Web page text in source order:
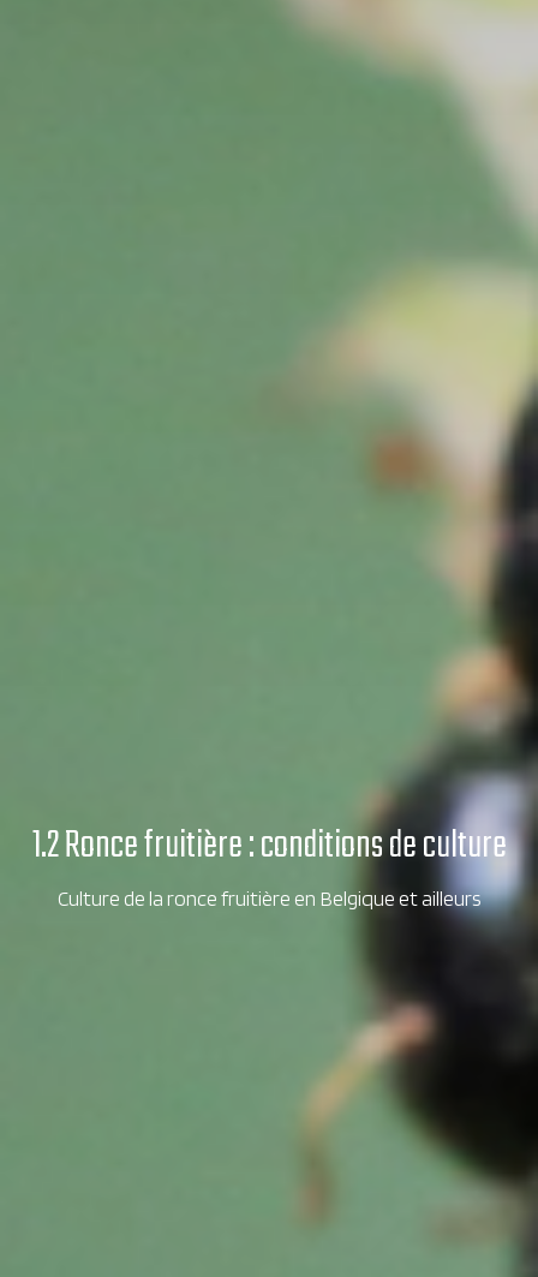
1.2 Ronce fruitière : conditions de culture
Culture de la ronce fruitière en Belgique et ailleurs